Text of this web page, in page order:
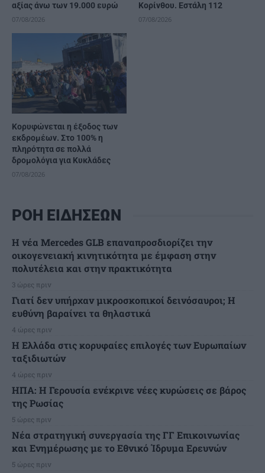
αξίας άνω των 19.000 ευρώ
07/08/2026
Κορίνθου. Εστάλη 112
07/08/2026
Κορυφώνεται η έξοδος των
εκδρομέων. Στο 100% η
πληρότητα σε πολλά
δρομολόγια για Κυκλάδες
07/08/2026
ΡΟΗ ΕΙΔΗΣΕΩΝ
Η νέα Mercedes GLB επαναπροσδιορίζει την
οικογενειακή κινητικότητα με έμφαση στην
πολυτέλεια και στην πρακτικότητα
3 ώρες πριν
Γιατί δεν υπήρχαν μικροσκοπικοί δεινόσαυροι; Η
ευθύνη βαραίνει τα θηλαστικά
4 ώρες πριν
Η Ελλάδα στις κορυφαίες επιλογές των Ευρωπαίων
ταξιδιωτών
4 ώρες πριν
ΗΠΑ: Η Γερουσία ενέκρινε νέες κυρώσεις σε βάρος
της Ρωσίας
5 ώρες πριν
Νέα στρατηγική συνεργασία της ΓΓ Επικοινωνίας
και Ενημέρωσης με το Εθνικό Ίδρυμα Ερευνών
5 ώρες πριν